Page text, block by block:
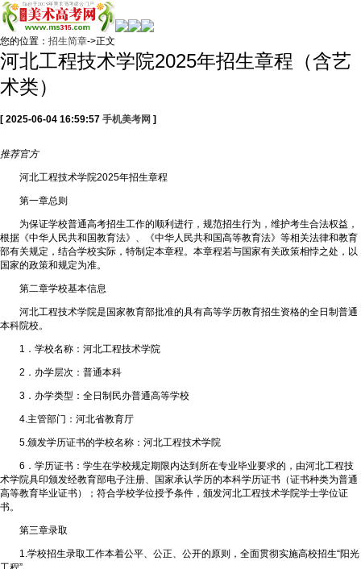
您的位置： 招生简章->正文
河北工程技术学院2025年招生章程（含艺
术类）
[ 2025-06-04 16:59:57 手机美考网 ]
推荐官方
河北工程技术学院2025年招生章程
第一章总则
为保证学校普通高考招生工作的顺利进行，规范招生行为，维护考生合法权益，
根据《中华人民共和国教育法》、《中华人民共和国高等教育法》等相关法律和教育
部有关规定，结合学校实际，特制定本章程。本章程若与国家有关政策相悖之处，以
国家的政策和规定为准。
第二章学校基本信息
河北工程技术学院是国家教育部批准的具有高等学历教育招生资格的全日制普通
本科院校。
1．学校名称：河北工程技术学院
2．办学层次：普通本科
3．办学类型：全日制民办普通高等学校
4.主管部门：河北省教育厅
5.颁发学历证书的学校名称：河北工程技术学院
6．学历证书：学生在学校规定期限内达到所在专业毕业要求的，由河北工程技
术学院具印颁发经教育部电子注册、国家承认学历的本科学历证书（证书种类为普通
高等教育毕业证书）；符合学校学位授予条件，颁发河北工程技术学院学士学位证
书。
第三章录取
1.学校招生录取工作本着公平、公正、公开的原则，全面贯彻实施高校招生“阳光